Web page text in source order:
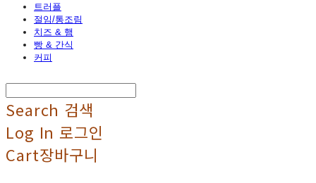
트러플
절임/통조림
치즈 & 햄
빵 & 간식
커피
Search 검색
Log In 로그인
Cart장바구니